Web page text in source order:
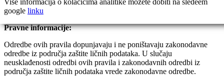
google linku
Pravne informacije:
Odredbe ovih pravila dopunjavaju i ne poništavaju zakonodavne
odredbe iz područja zaštite ličnih podataka. U slučaju
neusklađenosti odredbi ovih pravila i zakonodavnih odredbi iz
područja zaštite ličnih podataka vrede zakonodavne odredbe.